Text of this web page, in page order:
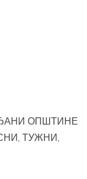
ОПШТИНЕ
ТУЖНИ,